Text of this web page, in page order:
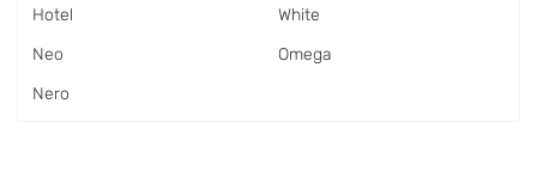
Hotel
Neo
Nero
White
Оmega